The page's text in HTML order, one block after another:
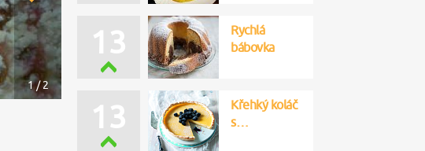
1 / 2
13
Rychlá
bábovka
13
Křehký koláč
s…